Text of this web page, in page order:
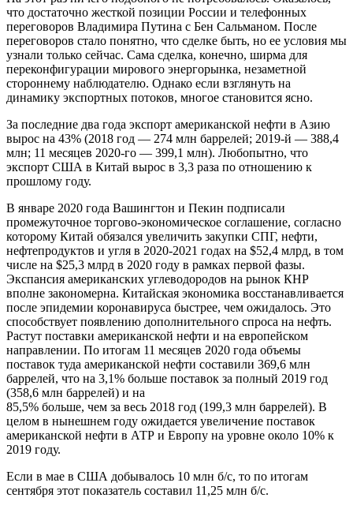
что достаточно жесткой позиции России и телефонных
переговоров Владимира Путина с Бен Сальманом. После
переговоров стало понятно, что сделке быть, но ее условия мы
узнали только сейчас. Сама сделка, конечно, ширма для
переконфигурации мирового энергорынка, незаметной
стороннему наблюдателю. Однако если взглянуть на
динамику экспортных потоков, многое становится ясно.
За последние два года экспорт американской нефти в Азию
вырос на 43% (2018 год — 274 млн баррелей; 2019-й — 388,4
млн; 11 месяцев 2020-го — 399,1 млн). Любопытно, что
экспорт США в Китай вырос в 3,3 раза по отношению к
прошлому году.
В январе 2020 года Вашингтон и Пекин подписали
промежуточное торгово-экономическое соглашение, согласно
которому Китай обязался увеличить закупки СПГ, нефти,
нефтепродуктов и угля в 2020-2021 годах на $52,4 млрд, в том
числе на $25,3 млрд в 2020 году в рамках первой фазы.
Экспансия американских углеводородов на рынок КНР
вполне закономерна. Китайская экономика восстанавливается
после эпидемии коронавируса быстрее, чем ожидалось. Это
способствует появлению дополнительного спроса на нефть.
Растут поставки американской нефти и на европейском
направлении. По итогам 11 месяцев 2020 года объемы
поставок туда американской нефти составили 369,6 млн
баррелей, что на 3,1% больше поставок за полный 2019 год
(358,6 млн баррелей) и на
85,5% больше, чем за весь 2018 год (199,3 млн баррелей). В
целом в нынешнем году ожидается увеличение поставок
американской нефти в АТР и Европу на уровне около 10% к
2019 году.
Если в мае в США добывалось 10 млн б/с, то по итогам
сентября этот показатель составил 11,25 млн б/с.